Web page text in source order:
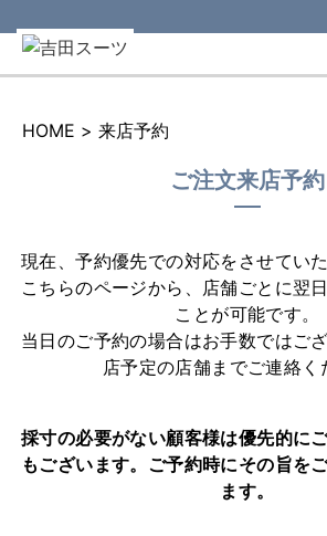
HOME > 来店予約
ご注文来店予約
現在、予約優先での対応をさせてい
こちらのページから、店舗ごとに翌
ことが可能です。
当日のご予約の場合はお手数ではご
店予定の店舗までご連絡く
採寸の必要がない顧客様は優先的に
もございます。 ご予約時にその旨を
ます。